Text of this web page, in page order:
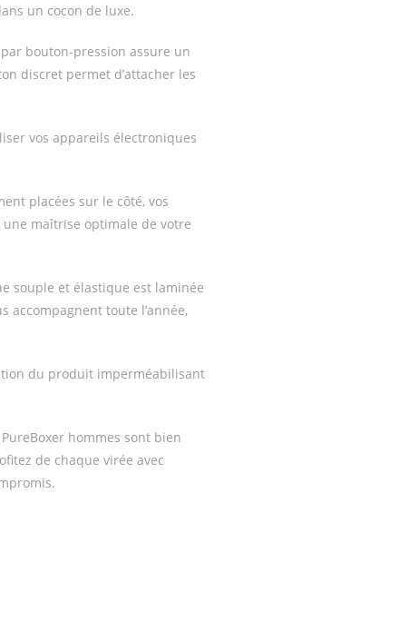
un cocon de luxe.
bouton-pression assure un
discret permet d’attacher les
vos appareils électroniques
placées sur le côté, vos
maîtrise optimale de votre
souple et élastique est laminée
accompagnent toute l’année,
du produit imperméabilisant
hommes sont bien
de chaque virée avec